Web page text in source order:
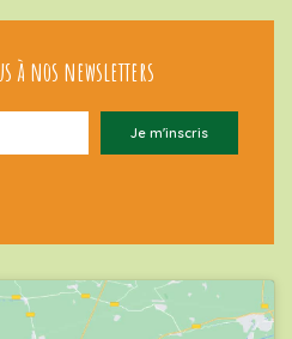
à nos newsletters